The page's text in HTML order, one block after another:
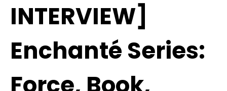
INTERVIEW]
Enchanté Series: